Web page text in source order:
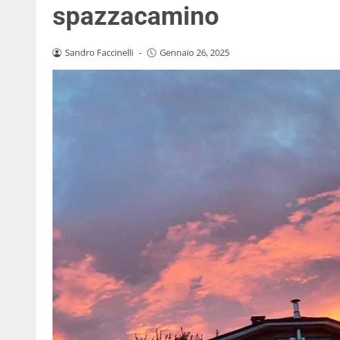
spazzacamino
Sandro Faccinelli - Gennaio 26, 2025